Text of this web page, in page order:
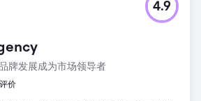
牌发展成为市场领导者
价
4.9